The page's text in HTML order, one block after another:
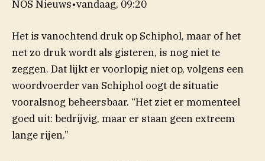
NOS Nieuws•vandaag, 09:20
Het is vanochtend druk op Schiphol, maar of het
net zo druk wordt als gisteren, is nog niet te
zeggen. Dat lijkt er voorlopig niet op, volgens een
woordvoerder van Schiphol oogt de situatie
vooralsnog beheersbaar. “Het ziet er momenteel
goed uit: bedrijvig, maar er staan geen extreem
lange rijen.”